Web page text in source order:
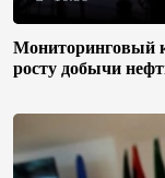
Мониторинговый
росту добычи